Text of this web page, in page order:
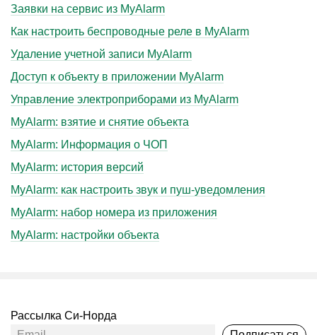
Заявки на сервис из MyAlarm
Как настроить беспроводные реле в MyAlarm
Удаление учетной записи MyAlarm
Доступ к объекту в приложении MyAlarm
Управление электроприборами из MyAlarm
MyAlarm: взятие и снятие объекта
MyAlarm: Информация о ЧОП
MyAlarm: история версий
MyAlarm: как настроить звук и пуш-уведомления
MyAlarm: набор номера из приложения
MyAlarm: настройки объекта
Рассылка Си-Норда